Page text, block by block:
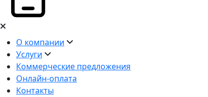
О компании
Услуги
Коммерческие предложения
Онлайн-оплата
Контакты